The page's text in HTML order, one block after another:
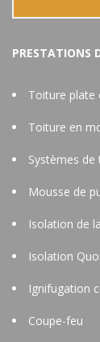
PRESTATIONS
Toiture plate
Toiture en
Systèmes
Mousse de
Isolation de
Isolation
Ignifugation
Coupe-feu